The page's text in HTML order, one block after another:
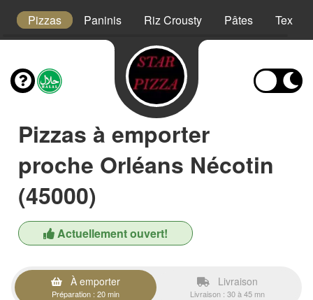
Pizzas Paninis Riz Crousty Pâtes Tex
Pizzas à emporter
proche Orléans Nécotin
(45000)
Actuellement ouvert!
À emporter
Préparation : 20 min
Livraison
Livraison : 30 à 45 mn